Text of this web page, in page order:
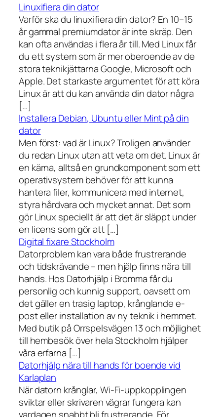
Linuxifiera din dator
Varför ska du linuxifiera din dator? En 10–15
år gammal premiumdator är inte skräp. Den
kan ofta användas i flera år till. Med Linux får
du ett system som är mer oberoende av de
stora teknikjättarna Google, Microsoft och
Apple. Det starkaste argumentet för att köra
Linux är att du kan använda din dator några
[…]
Installera Debian, Ubuntu eller Mint på din
dator
Men först: vad är Linux? Troligen använder
du redan Linux utan att veta om det. Linux är
en kärna, alltså en grundkomponent som ett
operativsystem behöver för att kunna
hantera filer, kommunicera med internet,
styra hårdvara och mycket annat. Det som
gör Linux speciellt är att det är släppt under
en licens som gör att […]
Digital fixare Stockholm
Datorproblem kan vara både frustrerande
och tidskrävande – men hjälp finns nära till
hands. Hos Datorhjälp i Bromma får du
personlig och kunnig support, oavsett om
det gäller en trasig laptop, krånglande e-
post eller installation av ny teknik i hemmet.
Med butik på Orrspelsvägen 13 och möjlighet
till hembesök över hela Stockholm hjälper
våra erfarna […]
Datorhjälp nära till hands för boende vid
Karlaplan
När datorn krånglar, Wi-Fi-uppkopplingen
sviktar eller skrivaren vägrar fungera kan